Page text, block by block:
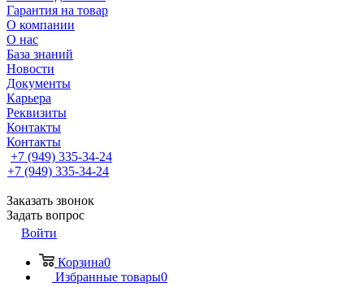
Гарантия на товар
О компании
О нас
База знаний
Новости
Документы
Карьера
Реквизиты
Контакты
Контакты
+7 (949) 335-34-24
+7 (949) 335-34-24
Заказать звонок
Задать вопрос
Войти
Корзина0
Избранные товары0